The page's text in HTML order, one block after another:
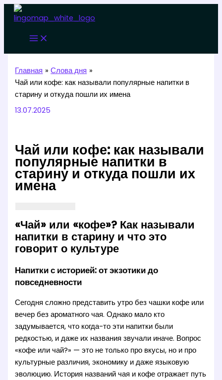
Перейти
содержимому
Главная
Слова дня
Чай или кофе: как называли популярные напитки в
старину и откуда пошли их имена
13.07.2025
Чай или кофе: как называли
популярные напитки в
старину и откуда пошли их
имена
«Чай» или «кофе»? Как называли
напитки в старину и что это
говорит о культуре
Напитки с историей: от экзотики до
повседневности
Сегодня сложно представить утро без чашки кофе или
вечер без ароматного чая. Однако мало кто
задумывается, что когда-то эти напитки были
редкостью, и даже их названия звучали иначе. Вопрос
«кофе или чай?» — это не только про вкусы, но и про
культурные различия, экономику и даже языковую
эволюцию. История названий чая и кофе отражает путь